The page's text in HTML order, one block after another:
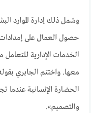
وشمل ذلك إدارة الموارد
حصول العمال على إمدادات
الخدمات الإدارية
معها. واختتم الجابري
الحضارة الإنسانية عندما
والتصميم».